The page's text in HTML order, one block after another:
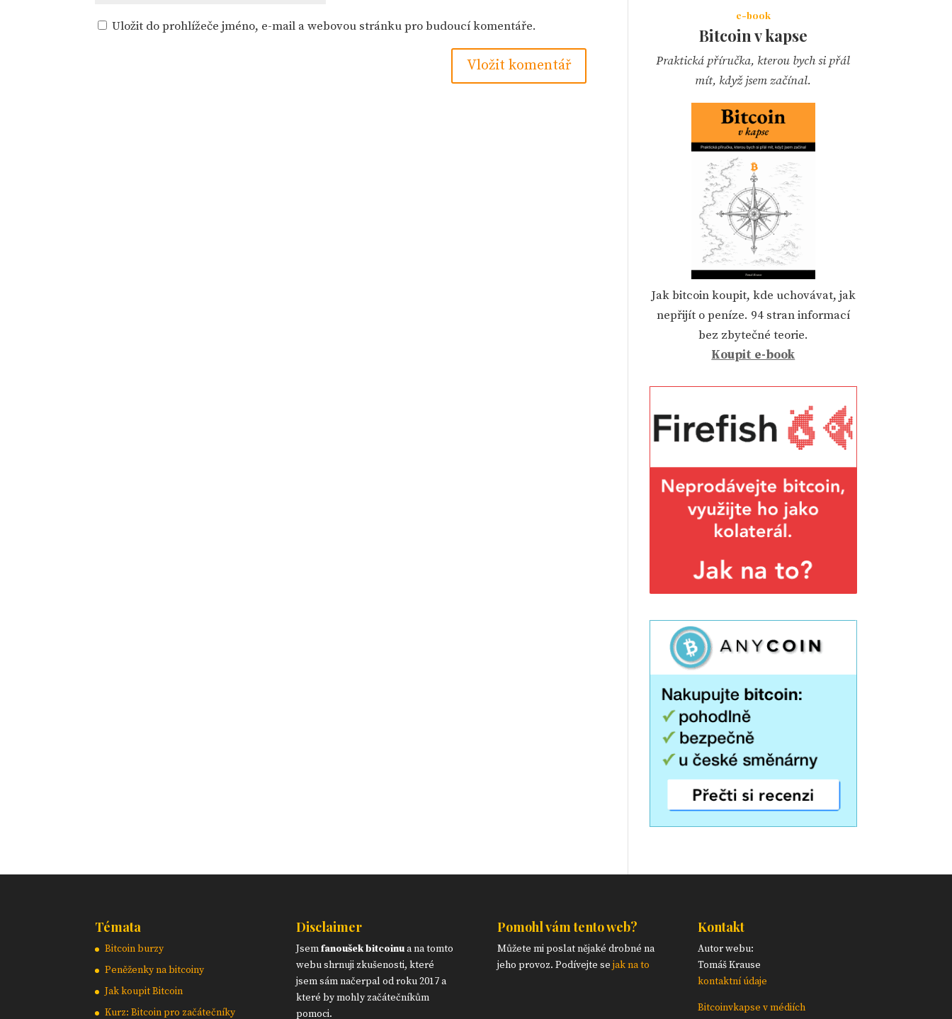
Uložit do prohlížeče jméno, e-mail a webovou stránku pro budoucí komentáře.
e-book
Bitcoin v kapse
Praktická příručka, kterou bych si přál
mít, když jsem začínal.
Jak bitcoin koupit, kde uchovávat, jak
nepřijít o peníze. 94 stran informací
bez zbytečné teorie.
Koupit e-book
Témata
Bitcoin burzy
Peněženky na bitcoiny
Jak koupit Bitcoin
Kurz: Bitcoin pro začátečníky
Disclaimer
Jsemfanoušek bitcoinua na tomto
webu shrnuji zkušenosti, které
jsem sám načerpal od roku 2017 a
které by mohly začátečníkům
pomoci.
Pomohl vám tento web?
Můžete mi poslat nějaké drobné na
jeho provoz. Podívejte se jak na to
Kontakt
Autor webu:
Tomáš Krause
kontaktní údaje
Bitcoinvkapse v médiích